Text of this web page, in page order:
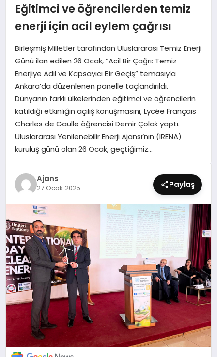
EKONOMI
MAGAZIN
SAĞLIK
SIYASET
SPOR
TEKNOLOJI
Eğitimci ve öğrencilerden temiz
enerji için acil eylem çağrısı
Birleşmiş Milletler tarafından Uluslararası Temiz Enerji
Günü ilan edilen 26 Ocak, “Acil Bir Çağrı: Temiz
Enerjiye Adil ve Kapsayıcı Bir Geçiş” temasıyla
Ankara’da düzenlenen panelle taçlandırıldı.
Dünyanın farklı ülkelerinden eğitimci ve öğrencilerin
katıldığı etkinliğin açılış konuşmasını, Lycée Français
Charles de Gaulle öğrencisi Demir Çolak yaptı.
Uluslararası Yenilenebilir Enerji Ajansı’nın (IRENA)
kuruluş günü olan 26 Ocak, geçtiğimiz…
Ajans
27 Ocak 2025 Paylaş